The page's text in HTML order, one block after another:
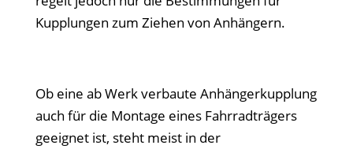
Kupplungen zum Ziehen von Anhängern.
Ob eine ab Werk verbaute Anhängerkupplung
auch für die Montage eines Fahrradträgers
geeignet ist, steht meist in der